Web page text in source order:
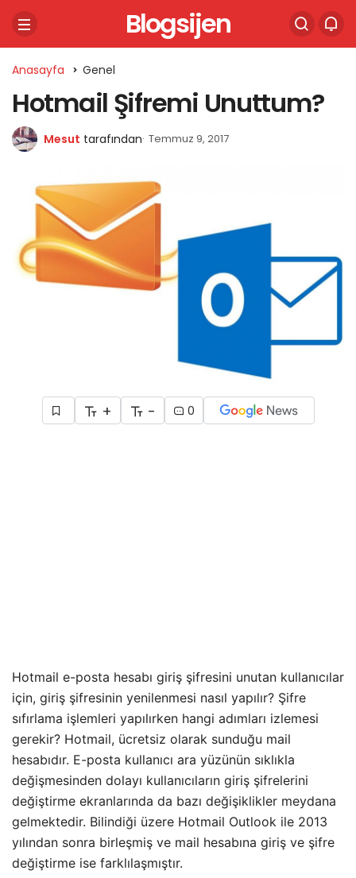
Blogsijen
Anasayfa Genel
Hotmail Şifremi Unuttum?
Mesut tarafından Temmuz 9, 2017
+ - 0
Hotmail e-posta hesabı giriş şifresini unutan kullanıcılar
için, giriş şifresinin yenilenmesi nasıl yapılır? Şifre
sıfırlama işlemleri yapılırken hangi adımları izlemesi
gerekir? Hotmail, ücretsiz olarak sunduğu mail
hesabıdır. E-posta kullanıcı ara yüzünün sıklıkla
değişmesinden dolayı kullanıcıların giriş şifrelerini
değiştirme ekranlarında da bazı değişiklikler meydana
gelmektedir. Bilindiği üzere Hotmail Outlook ile 2013
yılından sonra birleşmiş ve mail hesabına giriş ve şifre
değiştirme ise farklılaşmıştır.